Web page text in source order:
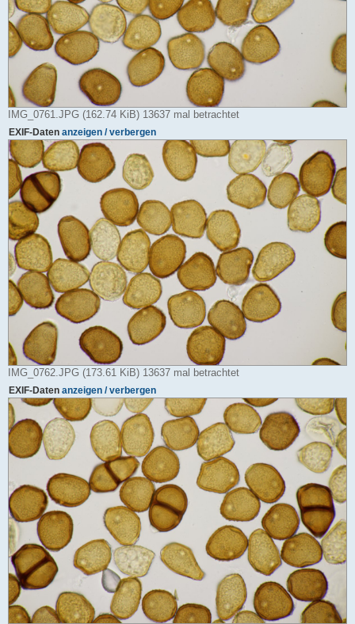
IMG_0761.JPG (162.74 KiB) 13637 mal betrachtet
EXIF-Daten anzeigen / verbergen
IMG_0762.JPG (173.61 KiB) 13637 mal betrachtet
EXIF-Daten anzeigen / verbergen